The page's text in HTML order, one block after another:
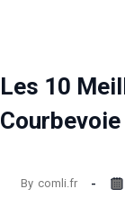
Les 10
By comli.fr